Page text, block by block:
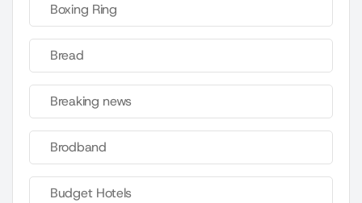
Boxing Ring
Bread
Breaking news
Brodband
Budget Hotels